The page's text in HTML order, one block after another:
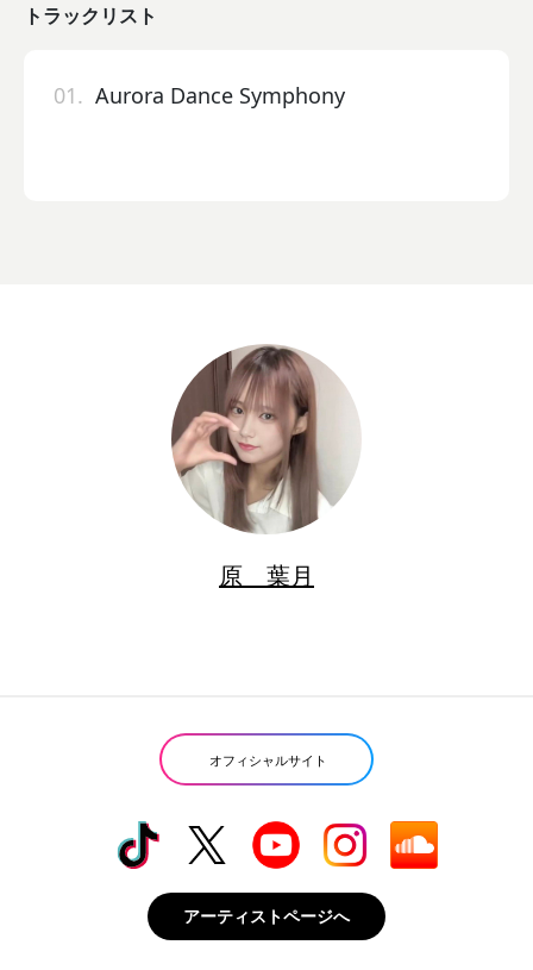
トラックリスト
01. Aurora Dance Symphony
原 葉月
オフィシャルサイト
アーティストページへ